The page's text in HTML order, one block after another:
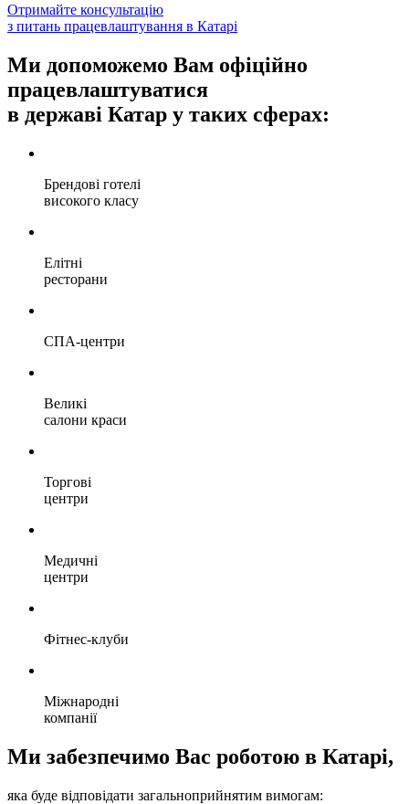
Отримайте консультацію
з питань працевлаштування в Катарі
Ми допоможемо Вам офіційно
працевлаштуватися
в державі Катар у таких сферах:
Брендові готелі
високого класу
Елітні
ресторани
СПА-центри
Великі
салони краси
Торгові
центри
Медичні
центри
Фітнес-клуби
Міжнародні
компанії
Ми забезпечимо Вас роботою в Катарі,
яка буде відповідати загальноприйнятим вимогам: